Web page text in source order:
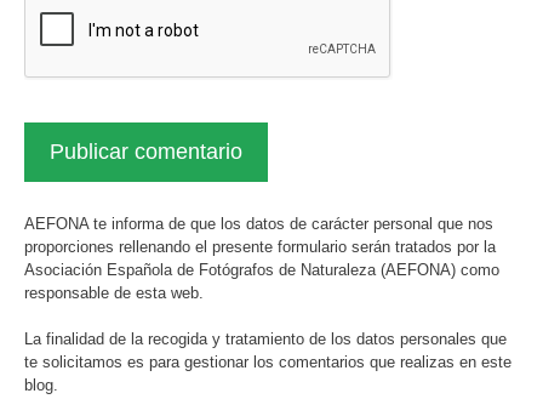
AEFONA te informa de que los datos de carácter personal que nos
proporciones rellenando el presente formulario serán tratados por la
Asociación Española de Fotógrafos de Naturaleza (AEFONA) como
responsable de esta web.
La finalidad de la recogida y tratamiento de los datos personales que
te solicitamos es para gestionar los comentarios que realizas en este
blog.